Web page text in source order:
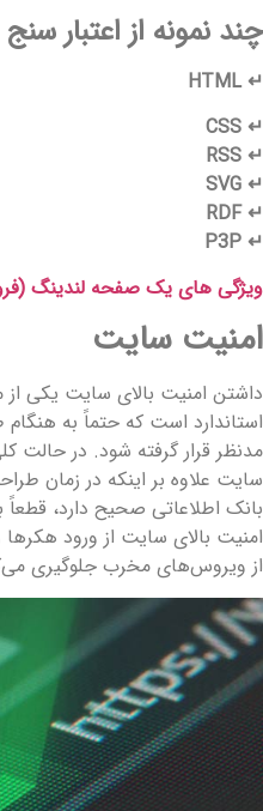
چند نمونه از اعتبار
↵ HTML
↵ CSS
↵ RSS
↵ SVG
↵ RDF
↵ P3P
ویژگی های یک صفحه لندینگ
امنیت سایت
داشتن امنیت بالای سایت یکی
استاندارد است که حتماً به
مدنظر قرار گرفته شود. در حالت
سایت علاوه بر اینکه در زمان
بانک اطلاعاتی صحیح دارد، قطعاً
امنیت بالای سایت از ورود
از ویروس‌های مخرب جلوگیری